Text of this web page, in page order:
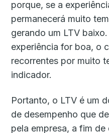
porque, se a
permanecerá muito
gerando um LTV
experiência for boa, o
recorrentes por muito
indicador.
Portanto, o LTV é um
de desempenho que
pela empresa, a fim